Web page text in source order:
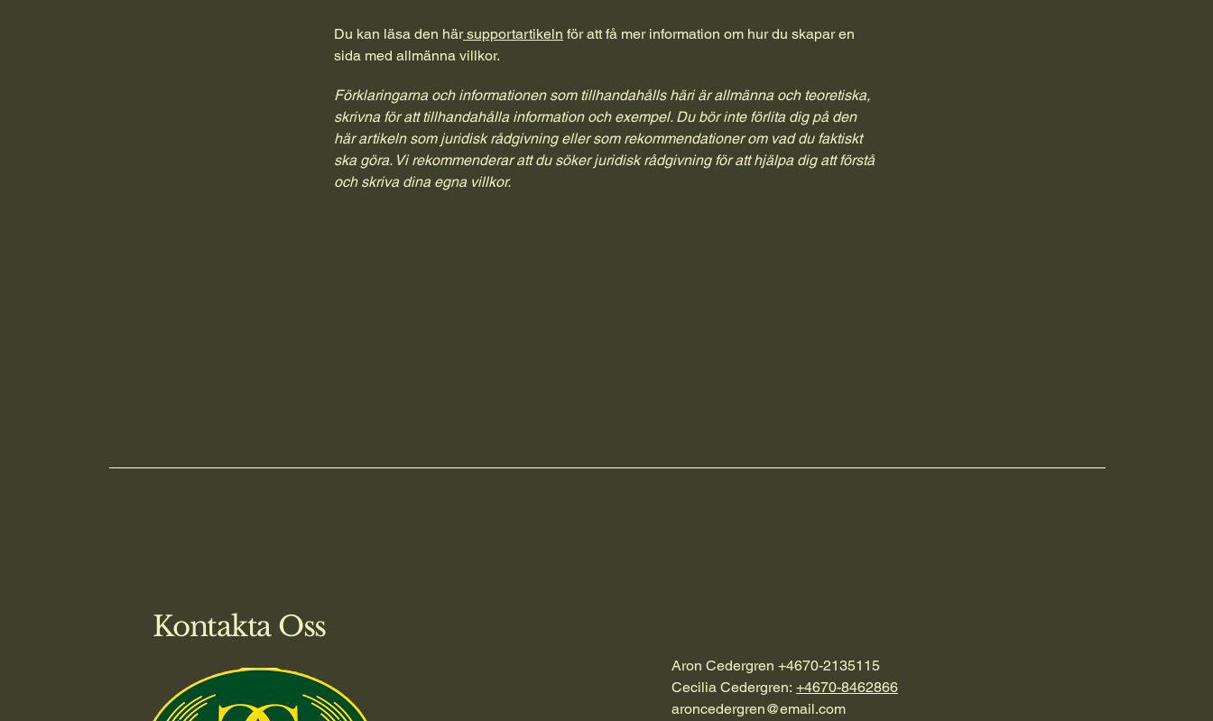
Du kan läsa den härsupportartikeln för att få mer information om hur du skapar en
sida med allmänna villkor.
Förklaringarna och informationen som tillhandahålls häri är allmänna och teoretiska,
skrivna för att tillhandahålla information och exempel. Du bör inte förlita dig på den
här artikeln som juridisk rådgivning eller som rekommendationer om vad du faktiskt
ska göra. Vi rekommenderar att du söker juridisk rådgivning för att hjälpa dig att förstå
och skriva dina egna villkor.
Kontakta Oss
Aron Cedergren +4670-2135115
Cecilia Cedergren: +4670-8462866
aroncedergren@email.com